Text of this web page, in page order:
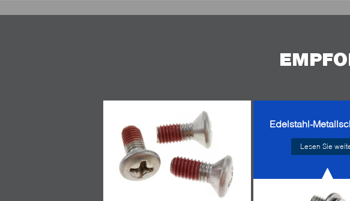
Edelstahl-
Lesen Sie